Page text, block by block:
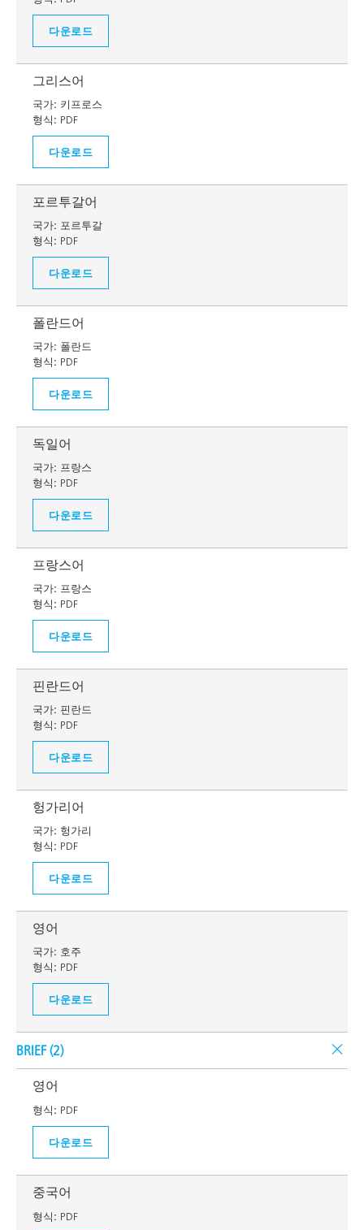
다운로드
그리스어
국가: 키프로스
형식: PDF
다운로드
포르투갈어
국가: 포르투갈
형식: PDF
다운로드
폴란드어
국가: 폴란드
형식: PDF
다운로드
독일어
국가: 프랑스
형식: PDF
다운로드
프랑스어
국가: 프랑스
형식: PDF
다운로드
핀란드어
국가: 핀란드
형식: PDF
다운로드
헝가리어
국가: 헝가리
형식: PDF
다운로드
영어
국가: 호주
형식: PDF
다운로드
BRIEF (2)
영어
형식: PDF
다운로드
중국어
형식: PDF